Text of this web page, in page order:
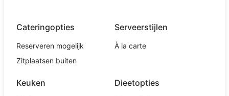
Cateringopties
Reserveren mogelijk
Zitplaatsen buiten
Serveerstijlen
À la carte
Keuken Dieetopties